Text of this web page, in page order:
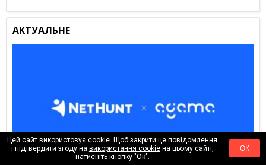
АКТУАЛЬНЕ
Цей сайт використовує cookie. Щоб закрити це повідомлення
і підтвердити згоду на використання cookieна цьому сайті,
натисніть кнопку "Ок".
ОК